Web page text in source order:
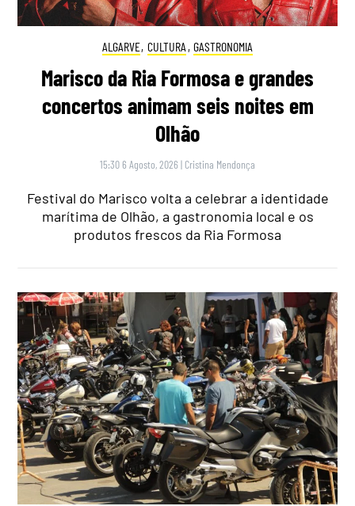
ALGARVE, CULTURA , GASTRONOMIA
Marisco da Ria Formosa e grandes
concertos animam seis noites em
Olhão
15:30 6 Agosto, 2026 | Cristina Mendonça
Festival do Marisco volta a celebrar a identidade
marítima de Olhão, a gastronomia local e os
produtos frescos da Ria Formosa